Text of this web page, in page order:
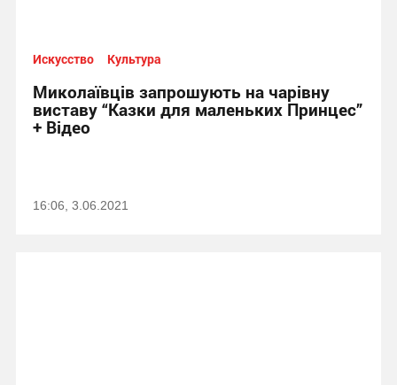
Искусство Культура
Миколаївців запрошують на чарівну
виставу “Казки для маленьких Принцес”
+ Відео
16:06, 3.06.2021